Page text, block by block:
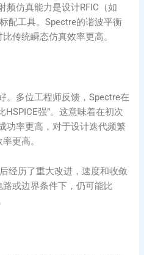
频仿真能力是设计RFIC（如
配工具。Spectre的谐波平衡
传统瞬态仿真效率更高。
。多位工程师反馈，Spectre在
HSPICE强”。这意味着在初次
功率更高，对于设计迭代频繁
更高。
经历了重大改进，速度和收敛
或边界条件下，仍可能比